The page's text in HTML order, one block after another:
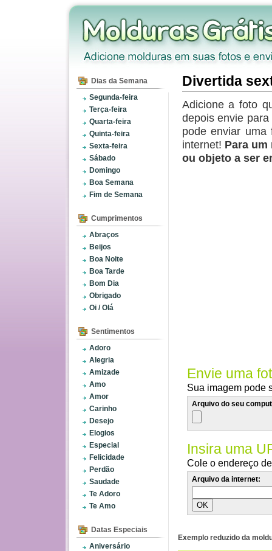
Dias da Semana
Segunda-feira
Terça-feira
Quarta-feira
Quinta-feira
Sexta-feira
Sábado
Domingo
Boa Semana
Fim de Semana
Cumprimentos
Abraços
Beijos
Boa Noite
Boa Tarde
Bom Dia
Obrigado
Oi / Olá
Sentimentos
Adoro
Alegria
Amizade
Amo
Amor
Carinho
Desejo
Elogios
Especial
Felicidade
Perdão
Saudade
Te Adoro
Te Amo
Datas Especiais
Aniversário
Divertida
Adicione a foto
depois envie
pode enviar
internet! Para
ou objeto a ser
Envie uma
Sua imagem pode
Arquivo do seu
Insira uma
Cole o endereço
Arquivo da internet:
Exemplo reduzido da